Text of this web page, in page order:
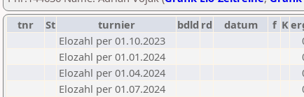
tnr
St turnier bdld rd datum f K
Elozahl per 01.10.2023
Elozahl per 01.01.2024
Elozahl per 01.04.2024
Elozahl per 01.07.2024